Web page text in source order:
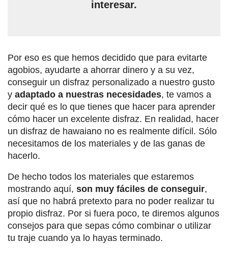
interesar.
Por eso es que hemos decidido que para evitarte
agobios, ayudarte a ahorrar dinero y a su vez,
conseguir un disfraz personalizado a nuestro gusto
y adaptado a nuestras necesidades, te vamos a
decir qué es lo que tienes que hacer para aprender
cómo hacer un excelente disfraz. En realidad, hacer
un disfraz de hawaiano no es realmente difícil. Sólo
necesitamos de los materiales y de las ganas de
hacerlo.
De hecho todos los materiales que estaremos
mostrando aquí, son muy fáciles de conseguir,
así que no habrá pretexto para no poder realizar tu
propio disfraz. Por si fuera poco, te diremos algunos
consejos para que sepas cómo combinar o utilizar
tu traje cuando ya lo hayas terminado.